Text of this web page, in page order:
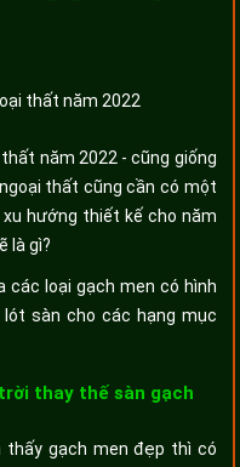
thất năm 2022
năm 2022 - cũng giống
thất cũng cần có một
hướng thiết kế cho năm
là gì?
các loại gạch men có hình
sàn cho các hạng mục
thay thế sàn gạch
thấy gạch men đẹp thì có